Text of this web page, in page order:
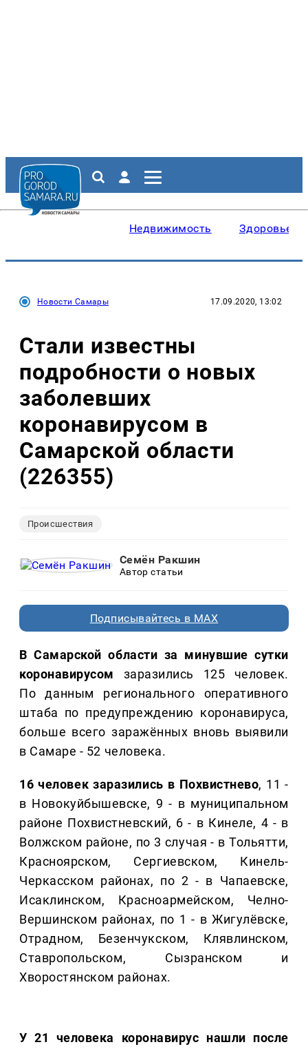
Недвижимость Здоровье
Новости Самары 17.09.2020, 13:02
Стали известны
подробности о новых
заболевших
коронавирусом в
Самарской области
(226355)
Происшествия
Семён Ракшин
Автор статьи
Подписывайтесь в MAX
В Самарской области за минувшие сутки
коронавирусом заразились 125 человек.
По данным регионального оперативного
штаба по предупреждению коронавируса,
больше всего заражённых вновь выявили
в Самаре - 52 человека.
16 человек заразились в Похвистнево, 11 -
в Новокуйбышевске, 9 - в муниципальном
районе Похвистневский, 6 - в Кинеле, 4 - в
Волжском районе, по 3 случая - в Тольятти,
Красноярском, Сергиевском, Кинель-
Черкасском районах, по 2 - в Чапаевске,
Исаклинском, Красноармейском, Челно-
Вершинском районах, по 1 - в Жигулёвске,
Отрадном, Безенчукском, Клявлинском,
Ставропольском, Сызранском и
Хворостянском районах.
У 21 человека коронавирус нашли после